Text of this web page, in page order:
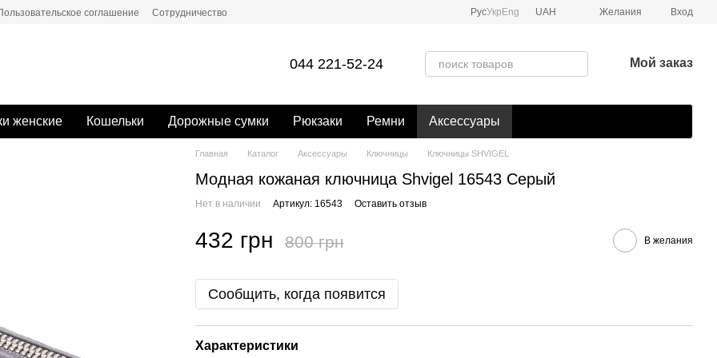
соглашение Сотрудничество РусУкр Eng UAH Желания Вход
044 221-52-24 Мой заказ
женские Кошельки Дорожные сумки Рюкзаки Ремни Аксессуары
Главная Каталог Аксессуары Ключницы Ключницы SHVIGEL
Модная кожаная ключница Shvigel 16543 Серый
Нет в наличии Артикул: 16543 Оставить отзыв
432 грн 800 грн В желания
Сообщить, когда появится
Характеристики